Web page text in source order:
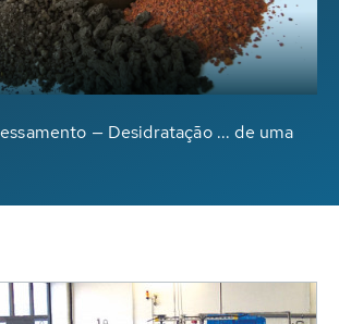
— Desidratação ... de uma